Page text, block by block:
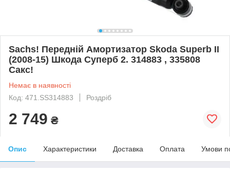
Sachs! Передній Амортизатор Skoda Superb II
(2008-15) Шкода Суперб 2. 314883 , 335808
Сакс!
Немає в наявності
Код: 471.SS314883
Роздріб
2 749 ₴
Опис Характеристики Доставка Оплата Умови